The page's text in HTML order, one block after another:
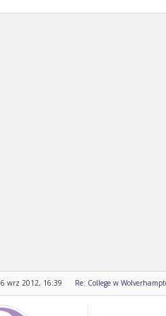
6 wrz 2012, 16:39 Re: College w